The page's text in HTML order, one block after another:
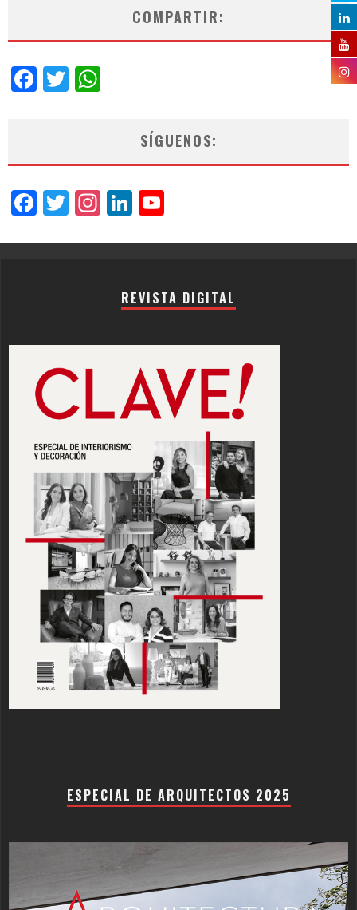
COMPARTIR:
Facebook
Twitter
SÍGUENOS:
Facebook
Twitter
Instagram
LinkedIn
REVISTA DIGITAL
ESPECIAL DE ARQUITECTOS 2025